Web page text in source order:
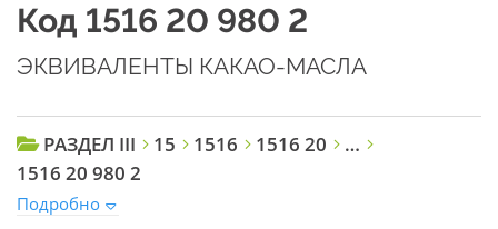
Код 1516 20 980 2
ЭКВИВАЛЕНТЫ КАКАО-МАСЛА
РАЗДЕЛ III 15 1516 1516 20
…
1516 20 980 2
Подробно